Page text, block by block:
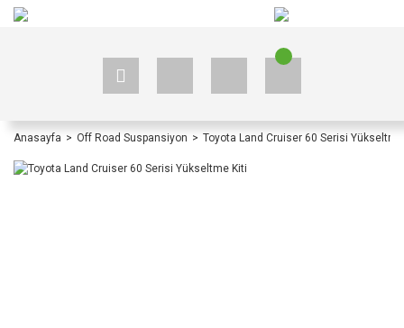
Anasayfa Off Road Suspansiyon Toyota Land Cruiser 60 Serisi